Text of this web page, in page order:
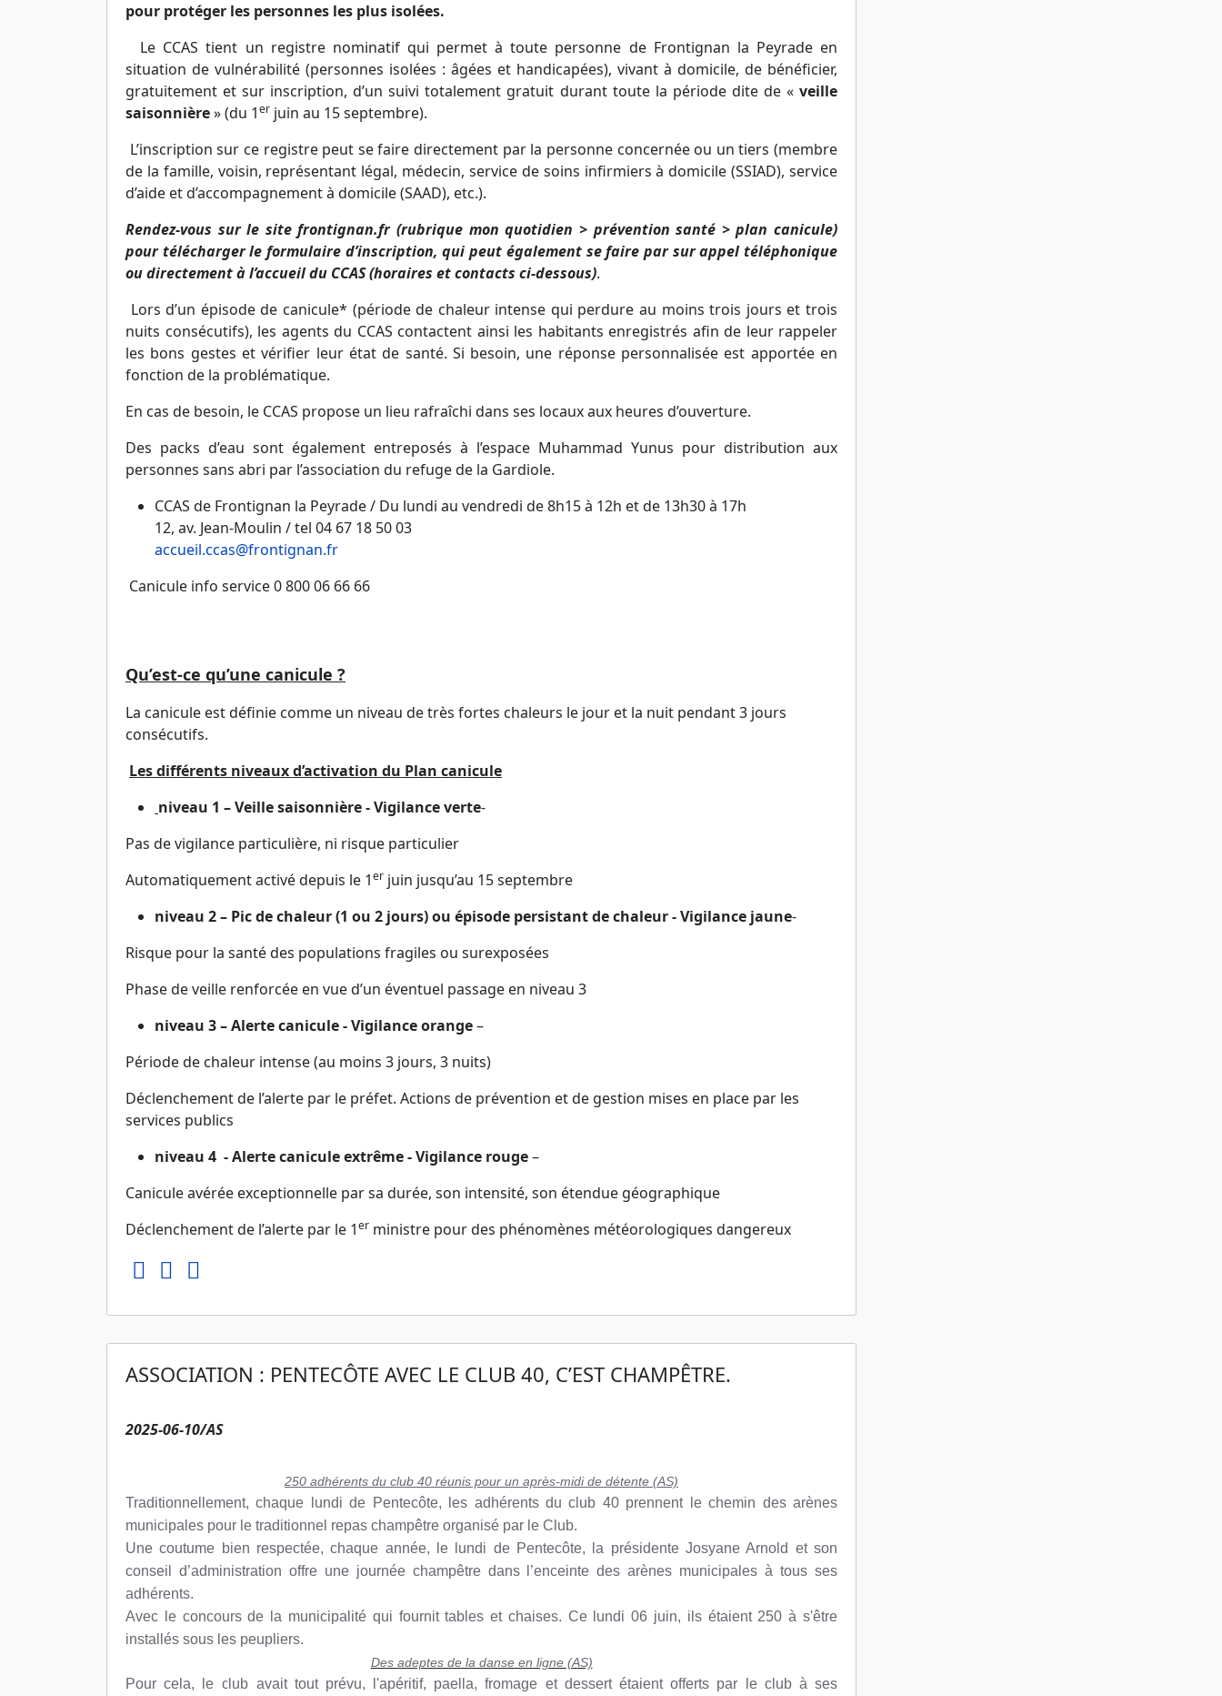
pour protéger les personnes les plus isolées.
Le CCAS tient un registre nominatif qui permet à toute personne de Frontignan la Peyrade en
situation de vulnérabilité (personnes isolées : âgées et handicapées), vivant à domicile, de bénéficier,
gratuitement et sur inscription, d’un suivi totalement gratuit durant toute la période dite de «veille
saisonnière» (du 1er juin au 15 septembre).
L’inscription sur ce registre peut se faire directement par la personne concernée ou un tiers (membre
de la famille, voisin, représentant légal, médecin, service de soins infirmiers à domicile (SSIAD), service
d’aide et d’accompagnement à domicile (SAAD), etc.).
Rendez-vous sur le site frontignan.fr (rubrique mon quotidien > prévention santé > plan canicule)
pour télécharger le formulaire d’inscription, qui peut également se faire par sur appel téléphonique
ou directement à l’accueil du CCAS (horaires et contacts ci-dessous).
Lors d’un épisode de canicule* (période de chaleur intense qui perdure au moins trois jours et trois
nuits consécutifs), les agents du CCAS contactent ainsi les habitants enregistrés afin de leur rappeler
les bons gestes et vérifier leur état de santé. Si besoin, une réponse personnalisée est apportée en
fonction de la problématique.
En cas de besoin, le CCAS propose un lieu rafraîchi dans ses locaux aux heures d’ouverture.
Des packs d’eau sont également entreposés à l’espace Muhammad Yunus pour distribution aux
personnes sans abri par l’association du refuge de la Gardiole.
CCAS de Frontignan la Peyrade / Du lundi au vendredi de 8h15 à 12h et de 13h30 à 17h
12, av. Jean-Moulin / tel 04 67 18 50 03
accueil.ccas@frontignan.fr
Canicule info service 0 800 06 66 66
Qu’est-ce qu’une canicule ?
La canicule est définie comme un niveau de très fortes chaleurs le jour et la nuit pendant 3 jours
consécutifs.
Les différents niveaux d’activation du Plan canicule
niveau 1 – Veille saisonnière - Vigilance verte-
Pas de vigilance particulière, ni risque particulier
Automatiquement activé depuis le 1er juin jusqu’au 15 septembre
niveau 2 – Pic de chaleur (1 ou 2 jours) ou épisode persistant de chaleur - Vigilance jaune-
Risque pour la santé des populations fragiles ou surexposées
Phase de veille renforcée en vue d’un éventuel passage en niveau 3
niveau 3 – Alerte canicule -Vigilance orange–
Période de chaleur intense (au moins 3 jours, 3 nuits)
Déclenchement de l’alerte par le préfet. Actions de prévention et de gestion mises en place par les
services publics
niveau 4 - Alerte canicule extrême - Vigilance rouge–
Canicule avérée exceptionnelle par sa durée, son intensité, son étendue géographique
Déclenchement de l’alerte par le 1er ministre pour des phénomènes météorologiques dangereux
ASSOCIATION : PENTECÔTE AVEC LE CLUB 40, C’EST CHAMPÊTRE.
2025-06-10/AS
250 adhérents du club 40 réunis pour un après-midi de détente (AS)
Traditionnellement, chaque lundi de Pentecôte, les adhérents du club 40 prennent le chemin des arènes
municipales pour le traditionnel repas champêtre organisé par le Club.
Une coutume bien respectée, chaque année, le lundi de Pentecôte, la présidente Josyane Arnold et son
conseil d’administration offre une journée champêtre dans l’enceinte des arènes municipales à tous ses
adhérents.
Avec le concours de la municipalité qui fournit tables et chaises. Ce lundi 06 juin, ils étaient 250 à s'être
installés sous les peupliers.
Des adeptes de la danse en ligne (AS)
Pour cela, le club avait tout prévu, l'apéritif, paella, fromage et dessert étaient offerts par le club à ses